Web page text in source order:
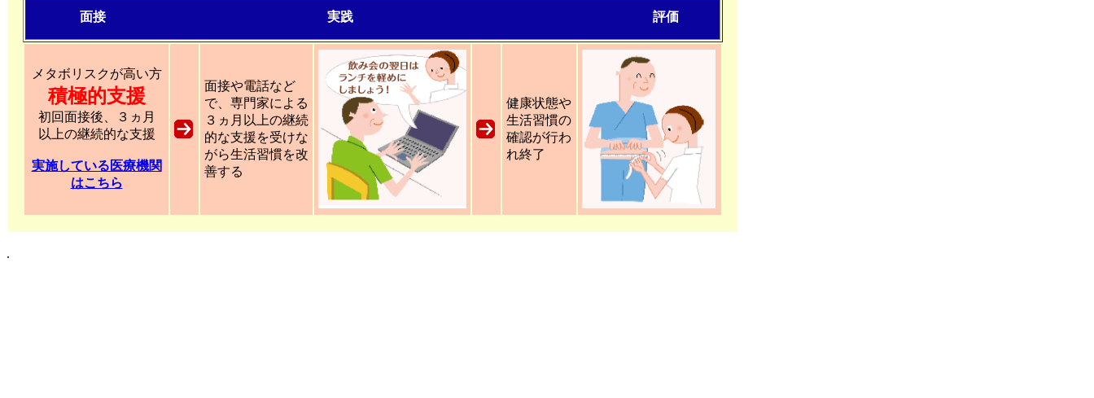
面接 実践 評価
メタボリスクが高い方
積極的支援
初回面接後、３ヵ月
以上の継続的な支援
実施している医療機関
はこちら
面接や電話など
で、専門家による
３ヵ月以上の継続
的な支援を受けな
がら生活習慣を改
善する
健康状態や
生活習慣の
確認が行わ
れ終了
.